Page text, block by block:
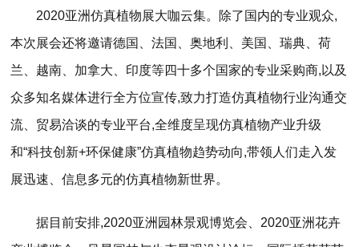
2020亚洲仿真植物展大咖云集。除了国内的专业观众,
本次展会还将邀请德国、法国、奥地利、美国、瑞典、荷
兰、越南、加拿大、印度等四十多个国家的专业采购商,以及
众多知名媒体进行全方位宣传,致力打造仿真植物行业沟通交
流、贸易洽谈的专业平台,全维度呈现仿真植物产业升级
和“科技创新+环保健康”仿真植物趋势动向,带领人们走入发
展迅速、信息多元的仿真植物新世界。
据目前安排,2020亚洲园林景观博览会、2020亚洲花卉